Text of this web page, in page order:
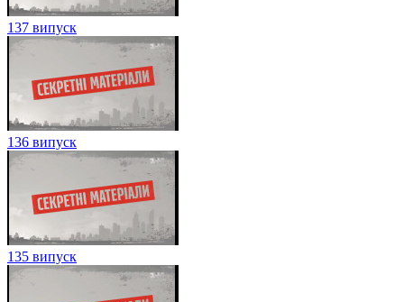
137 випуск
136 випуск
135 випуск